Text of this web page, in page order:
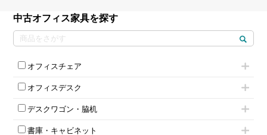
中古オフィス家具を探す
オフィスチェア
肘無しチェア
役員チェア
高級チェア（多機能チェア）
オフィスチェアその他
オフィスデスク
フリーアドレスデスク（ベンチデスク）
昇降デスク
デスクワゴン・脇机
インワゴン2段
書庫・キャビネット